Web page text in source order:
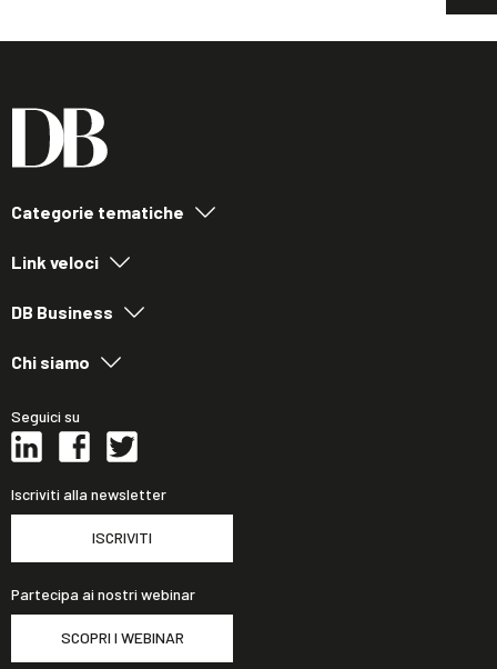
Categorie tematiche
Link veloci
DB Business
Chi siamo
Seguici su
Iscriviti alla newsletter
ISCRIVITI
Partecipa ai nostri webinar
SCOPRI I WEBINAR